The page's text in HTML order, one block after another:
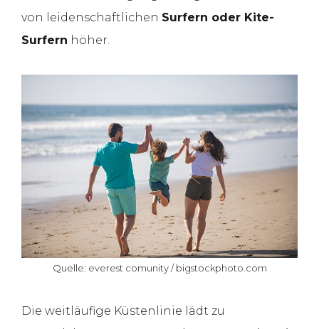
von leidenschaftlichen Surfern oder Kite-
Surfern höher.
Quelle: everest comunity / bigstockphoto.com
Die weitläufige Küstenlinie lädt zu